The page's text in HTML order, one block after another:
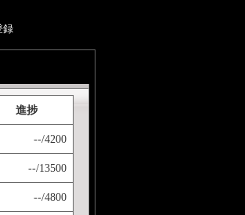
録
進捗
--/4200
はやる必要がないことから排除してあります: 「九九
--/13500
--/4800